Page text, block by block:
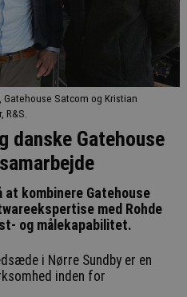
Gatehouse Satcom og Kristian
danske Gatehouse
kombinere Gatehouse
med Rohde
og målekapabilitet.
i Nørre Sundby er en
inden for